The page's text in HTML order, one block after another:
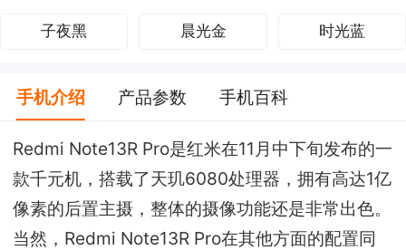
子夜黑 晨光金 时光蓝
手机介绍 产品参数 手机百科
Redmi Note13R Pro是红米在11月中下旬发布的一
款千元机，搭载了天玑6080处理器，拥有高达1亿
像素的后置主摄，整体的摄像功能还是非常出色。
当然，Redmi Note13R Pro在其他方面的配置同